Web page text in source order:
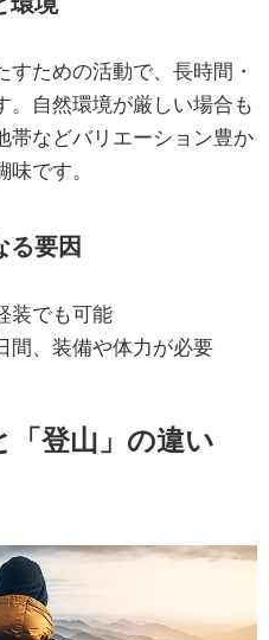
すための活動で、長時間・
。自然環境が厳しい場合も
帯などバリエーション豊か
です。
る要因
装でも可能
間、装備や体力が必要
「登山」の違い